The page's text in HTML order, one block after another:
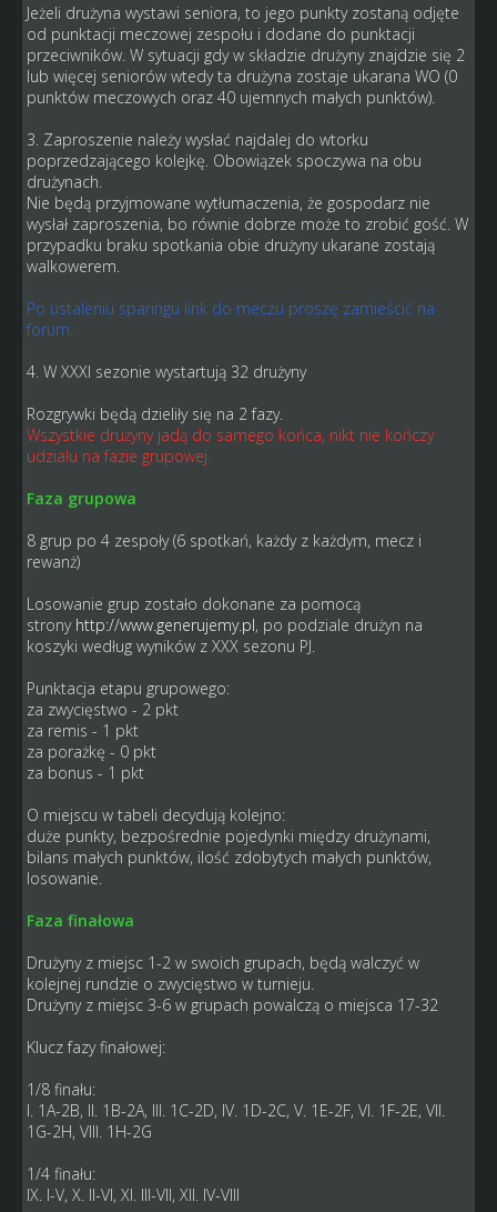
Jeżeli drużyna wystawi seniora, to jego punkty zostaną odjęte
od punktacji meczowej zespołu i dodane do punktacji
przeciwników. W sytuacji gdy w składzie drużyny znajdzie się 2
lub więcej seniorów wtedy ta drużyna zostaje ukarana WO (0
punktów meczowych oraz 40 ujemnych małych punktów).
3. Zaproszenie należy wysłać najdalej do wtorku
poprzedzającego kolejkę. Obowiązek spoczywa na obu
drużynach.
Nie będą przyjmowane wytłumaczenia, że gospodarz nie
wysłał zaproszenia, bo równie dobrze może to zrobić gość. W
przypadku braku spotkania obie drużyny ukarane zostają
walkowerem.
Po ustaleniu sparingu link do meczu proszę zamieścić na
forum.
4. W XXXI sezonie wystartują 32 drużyny
Rozgrywki będą dzieliły się na 2 fazy.
Wszystkie drużyny jadą do samego końca, nikt nie kończy
udziału na fazie grupowej.
Faza grupowa
8 grup po 4 zespoły (6 spotkań, każdy z każdym, mecz i
rewanż)
Losowanie grup zostało dokonane za pomocą
strony http://www.generujemy.pl, po podziale drużyn na
koszyki według wyników z XXX sezonu PJ.
Punktacja etapu grupowego:
za zwycięstwo - 2 pkt
za remis - 1 pkt
za porażkę - 0 pkt
za bonus - 1 pkt
O miejscu w tabeli decydują kolejno:
duże punkty, bezpośrednie pojedynki między drużynami,
bilans małych punktów, ilość zdobytych małych punktów,
losowanie.
Faza finałowa
Drużyny z miejsc 1-2 w swoich grupach, będą walczyć w
kolejnej rundzie o zwycięstwo w turnieju.
Drużyny z miejsc 3-6 w grupach powalczą o miejsca 17-32
Klucz fazy finałowej:
1/8 finału:
I. 1A-2B, II. 1B-2A, III. 1C-2D, IV. 1D-2C, V. 1E-2F, VI. 1F-2E, VII.
1G-2H, VIII. 1H-2G
1/4 finału:
IX. I-V, X. II-VI, XI. III-VII, XII. IV-VIII